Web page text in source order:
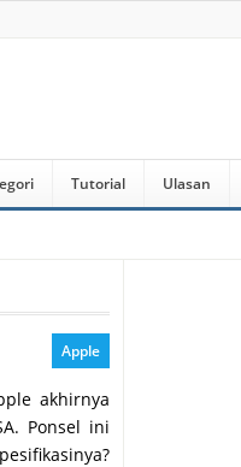
Tutorial Ulasan
Apple
akhirnya
Ponsel ini